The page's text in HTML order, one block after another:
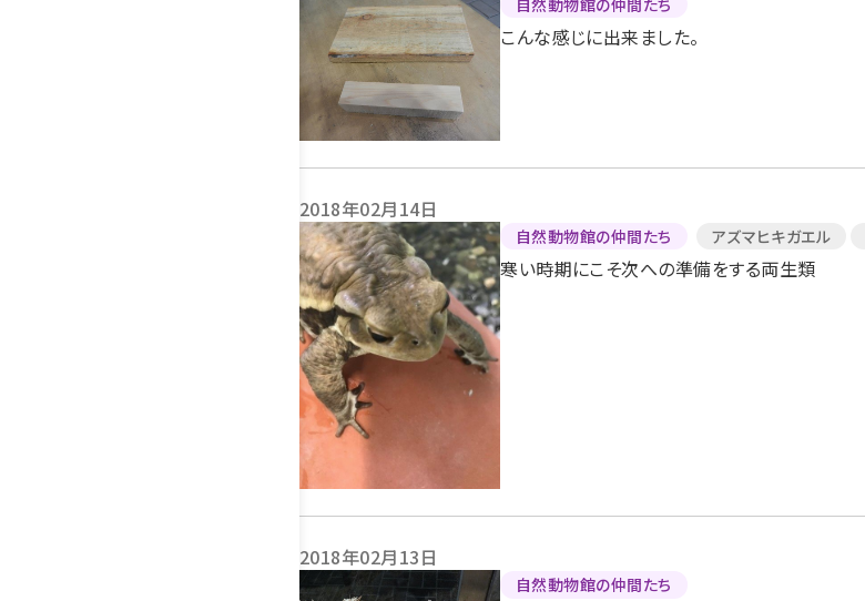
自然動物館の仲間たち
こんな感じに出来ました。
2018年02月14日
自然動物館の仲間たち アズマヒキガエル
寒い時期にこそ次への準備をする両生類
2018年02月13日
自然動物館の仲間たち